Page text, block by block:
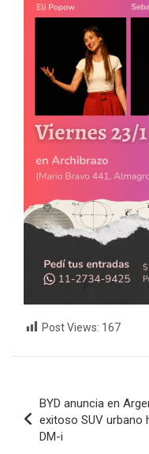
Post Views: 167
de
entradas
BYD anuncia en
exitoso SUV urbano
DM-i